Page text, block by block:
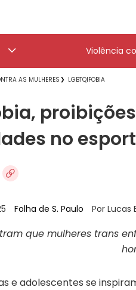
Violência
AS MULHERES LGBTQIFOBIA
no
Folha de S. Paulo Por Lucas
que mulheres trans
e adolescentes se